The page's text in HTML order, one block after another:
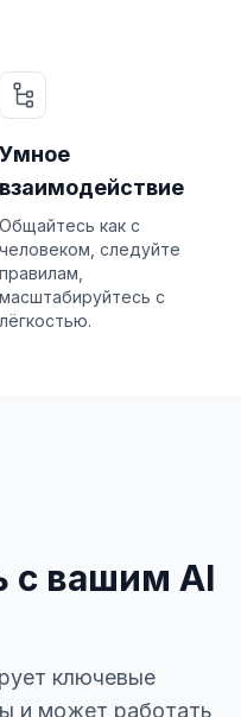
Умное
взаимодействие
Общайтесь как с
человеком, следуйте
правилам,
масштабируйтесь с
лёгкостью.
с вашим AI
ключевые
и может работать